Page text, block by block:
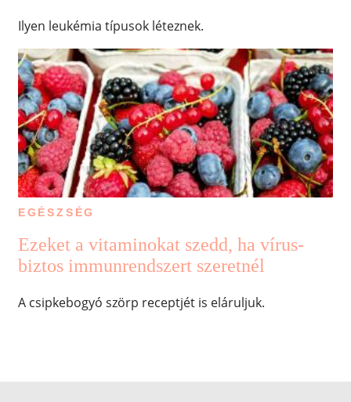
Ilyen leukémia típusok léteznek.
EGÉSZSÉG
Ezeket a vitaminokat szedd, ha vírus-
biztos immunrendszert szeretnél
A csipkebogyó szörp receptjét is eláruljuk.